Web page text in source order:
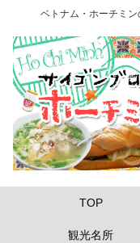
ベトナム・ホーチミ
TOP
観光名所